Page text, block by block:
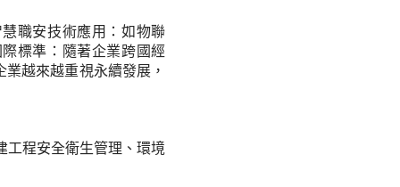
職安技術應用：如物聯
標準：隨著企業跨國經
越來越重視永續發展，
工程安全衛生管理、環境